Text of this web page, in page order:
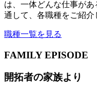
は、一体どんな仕事が
通して、各職種をご紹介
職種一覧を見る
FAMILY EPISODE
開拓者の家族より